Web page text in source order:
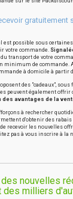
gratuitement
est possible sous
votre commande.
transport de votre
minimum de commande.
à domicile à partir
des "cadeaux",
peuvent également offrir
des avantages de la
à rechercher
d'obtenir des
recevoir les nouvelles
pas à vous inscrire à la
nouvelles
des milliers